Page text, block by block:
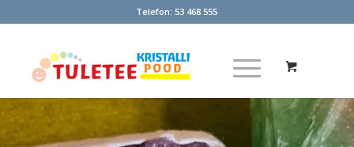
Telefon: 53 468 555